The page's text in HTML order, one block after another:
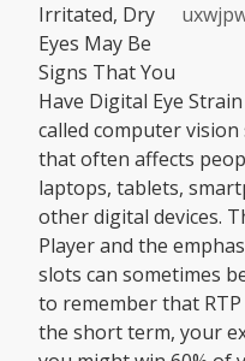
Irritated, Dry
Eyes May Be
Signs That You
Have Digital Eye
called computer
that often affects
laptops, tablets,
other digital devices.
Player and the
slots can sometimes
to remember that
the short term, your